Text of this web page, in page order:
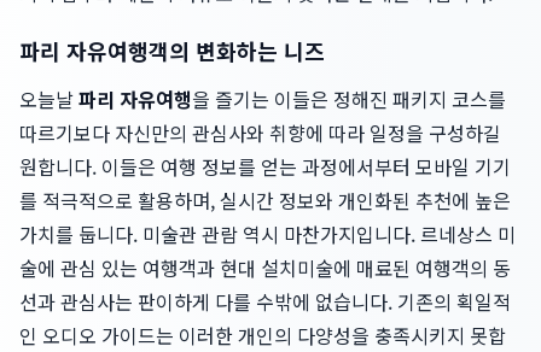
파리 자유여행객의 변화하는 니즈
오늘날파리 자유여행을 즐기는 이들은 정해진 패키지 코스를
따르기보다 자신만의 관심사와 취향에 따라 일정을 구성하길
원합니다. 이들은 여행 정보를 얻는 과정에서부터 모바일 기기
를 적극적으로 활용하며, 실시간 정보와 개인화된 추천에 높은
가치를 둡니다. 미술관 관람 역시 마찬가지입니다. 르네상스 미
술에 관심 있는 여행객과 현대 설치미술에 매료된 여행객의 동
선과 관심사는 판이하게 다를 수밖에 없습니다. 기존의 획일적
인 오디오 가이드는 이러한 개인의 다양성을 충족시키지 못합